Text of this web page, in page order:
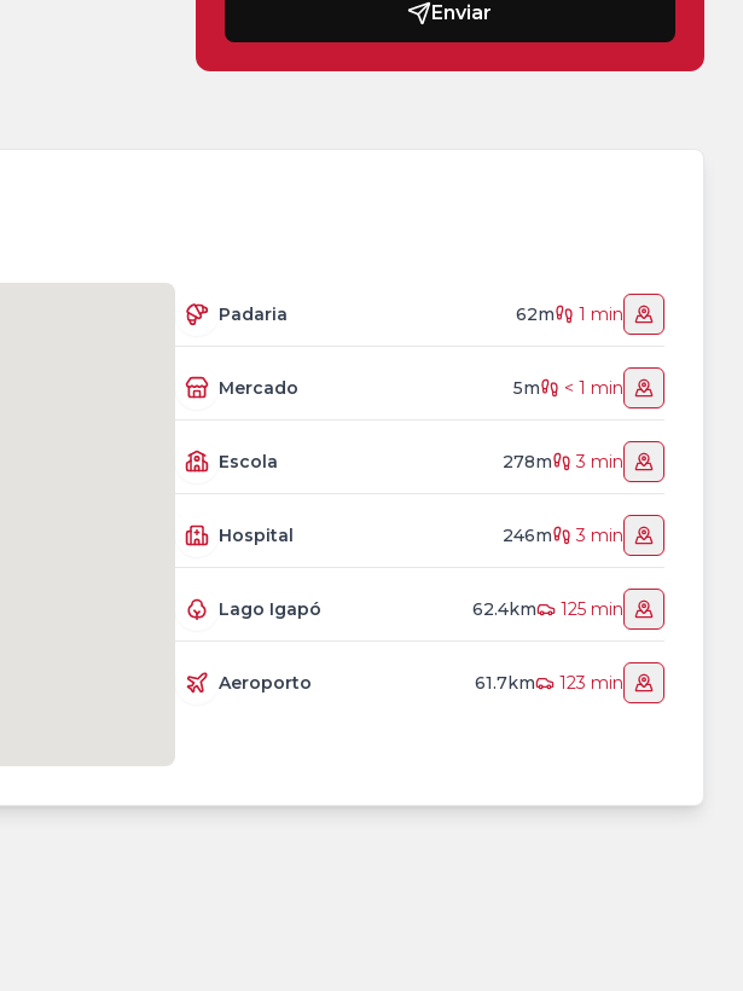
Enviar
Padaria 62m 1 min
Mercado 5m < 1 min
Escola 278m 3 min
Hospital 246m 3 min
Lago Igapó 62.4km 125 min
Aeroporto 61.7km 123 min